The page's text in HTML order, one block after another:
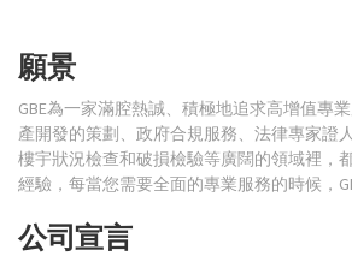
願景
GBE為一家滿腔熱誠、積極地追求高增值專
產開發的策劃、政府合規服務、法律專家證
樓宇狀況檢查和破損檢驗等廣闊的領域裡，
經驗，每當您需要全面的專業服務的時候，
公司宣言